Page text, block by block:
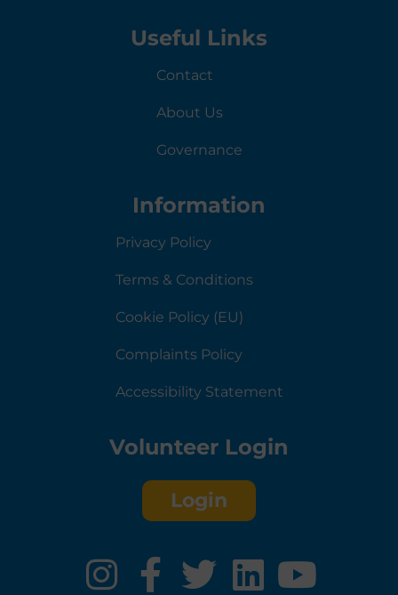
Useful Links
Contact
About Us
Governance
Information
Privacy Policy
Terms & Conditions
Cookie Policy (EU)
Complaints Policy
Accessibility Statement
Volunteer Login
Login